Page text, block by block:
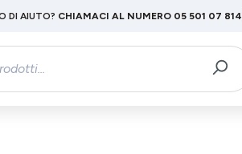
DI AIUTO? CHIAMACI AL NUMERO 05 501 07 814